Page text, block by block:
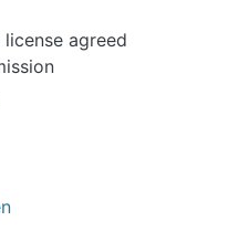
agreed